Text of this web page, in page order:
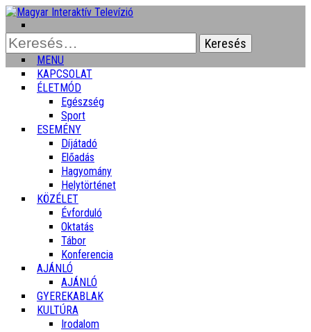
Keresés:
MENU
KAPCSOLAT
ÉLETMÓD
Egészség
Sport
ESEMÉNY
Díjátadó
Előadás
Hagyomány
Helytörténet
KÖZÉLET
Évforduló
Oktatás
Tábor
Konferencia
AJÁNLÓ
AJÁNLÓ
GYEREKABLAK
KULTÚRA
Irodalom